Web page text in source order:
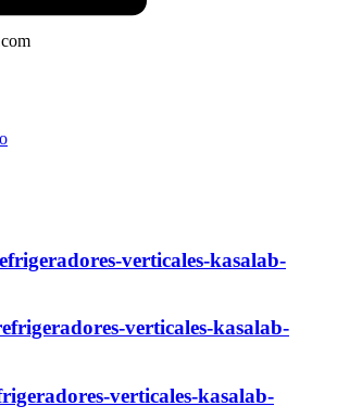
verticales-kasalab-
verticales-kasalab-
verticales-kasalab-